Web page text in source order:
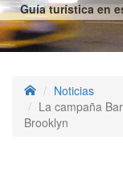
Guía turística en
Noticias
La campaña
Brooklyn